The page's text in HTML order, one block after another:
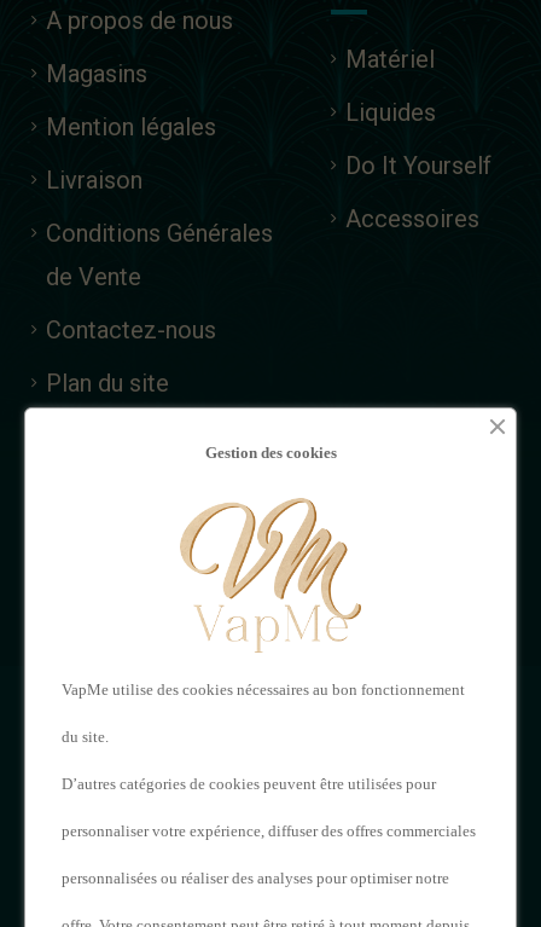
A propos de nous
Magasins
Mention légales
Livraison
Conditions Générales
de Vente
Contactez-nous
Plan du site
Matériel
Liquides
Do It Yourself
Accessoires
Mon compte
NOUS
VAPME
contact@vapme.com
Gestion des cookies
VapMe utilise des cookies nécessaires au bon fonctionnement
du site.
D’autres catégories de cookies peuvent être utilisées pour
personnaliser votre expérience, diffuser des offres commerciales
personnalisées ou réaliser des analyses pour optimiser notre